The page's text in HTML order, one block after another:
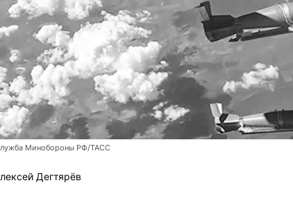
Минобороны РФ/ТАСС
Дегтярёв